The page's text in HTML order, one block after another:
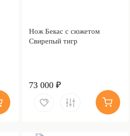
Нож Бекас с сюжетом
Свирепый тигр
73 000 ₽